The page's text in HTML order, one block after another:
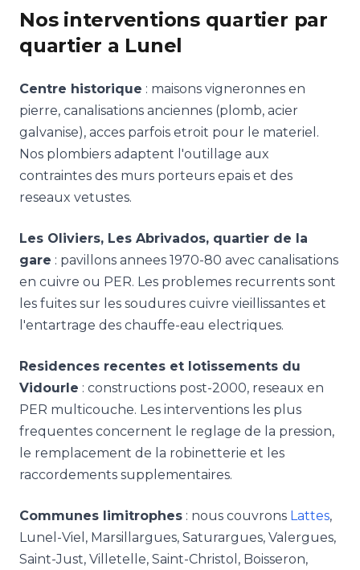
Nos interventions quartier par
quartier a Lunel
Centre historique : maisons vigneronnes en
pierre, canalisations anciennes (plomb, acier
galvanise), acces parfois etroit pour le materiel.
Nos plombiers adaptent l'outillage aux
contraintes des murs porteurs epais et des
reseaux vetustes.
Les Oliviers, Les Abrivados, quartier de la
gare : pavillons annees 1970-80 avec canalisations
en cuivre ou PER. Les problemes recurrents sont
les fuites sur les soudures cuivre vieillissantes et
l'entartrage des chauffe-eau electriques.
Residences recentes et lotissements du
Vidourle : constructions post-2000, reseaux en
PER multicouche. Les interventions les plus
frequentes concernent le reglage de la pression,
le remplacement de la robinetterie et les
raccordements supplementaires.
Communes limitrophes : nous couvrons Lattes,
Lunel-Viel, Marsillargues, Saturargues, Valergues,
Saint-Just, Villetelle, Saint-Christol, Boisseron,